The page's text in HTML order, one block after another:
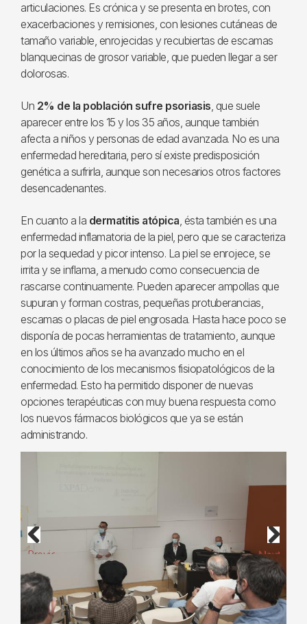
articulaciones. Es crónica y se presenta en brotes, con
exacerbaciones y remisiones, con lesiones cutáneas de
tamaño variable, enrojecidas y recubiertas de escamas
blanquecinas de grosor variable, que pueden llegar a ser
dolorosas.
Un 2% de la población sufre psoriasis, que suele
aparecer entre los 15 y los 35 años, aunque también
afecta a niños y personas de edad avanzada. No es una
enfermedad hereditaria, pero sí existe predisposición
genética a sufrirla, aunque son necesarios otros factores
desencadenantes.
En cuanto a la dermatitis atópica, ésta también es una
enfermedad inflamatoria de la piel, pero que se caracteriza
por la sequedad y picor intenso. La piel se enrojece, se
irrita y se inflama, a menudo como consecuencia de
rascarse continuamente. Pueden aparecer ampollas que
supuran y forman costras, pequeñas protuberancias,
escamas o placas de piel engrosada. Hasta hace poco se
disponía de pocas herramientas de tratamiento, aunque
en los últimos años se ha avanzado mucho en el
conocimiento de los mecanismos fisiopatológicos de la
enfermedad. Esto ha permitido disponer de nuevas
opciones terapéuticas con muy buena respuesta como
los nuevos fármacos biológicos que ya se están
administrando.
Previous Next